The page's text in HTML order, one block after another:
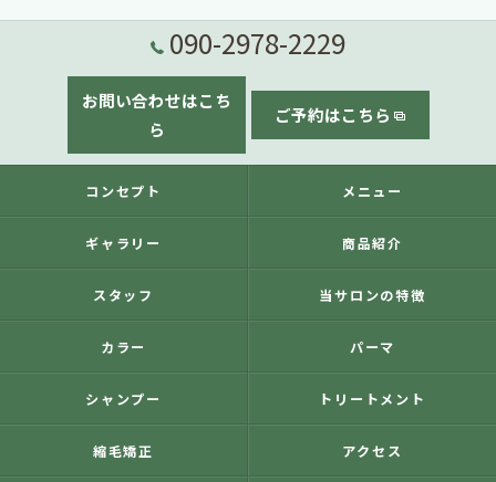
090-2978-2229
お問い合わせはこち
ら
ご予約はこちら
コンセプト メニュー
ギャラリー 商品紹介
スタッフ 当サロンの特徴
カラー パーマ
シャンプー トリートメント
縮毛矯正 アクセス